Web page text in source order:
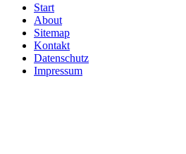
Start
About
Sitemap
Kontakt
Datenschutz
Impressum